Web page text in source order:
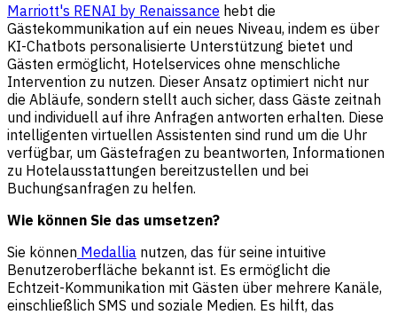
Marriott's RENAI by Renaissance hebt die
Gästekommunikation auf ein neues Niveau, indem es über
KI-Chatbots personalisierte Unterstützung bietet und
Gästen ermöglicht, Hotelservices ohne menschliche
Intervention zu nutzen. Dieser Ansatz optimiert nicht nur
die Abläufe, sondern stellt auch sicher, dass Gäste zeitnah
und individuell auf ihre Anfragen antworten erhalten. Diese
intelligenten virtuellen Assistenten sind rund um die Uhr
verfügbar, um Gästefragen zu beantworten, Informationen
zu Hotelausstattungen bereitzustellen und bei
Buchungsanfragen zu helfen.
Wie können Sie das umsetzen?
Sie können Medallia nutzen, das für seine intuitive
Benutzeroberfläche bekannt ist. Es ermöglicht die
Echtzeit-Kommunikation mit Gästen über mehrere Kanäle,
einschließlich SMS und soziale Medien. Es hilft, das